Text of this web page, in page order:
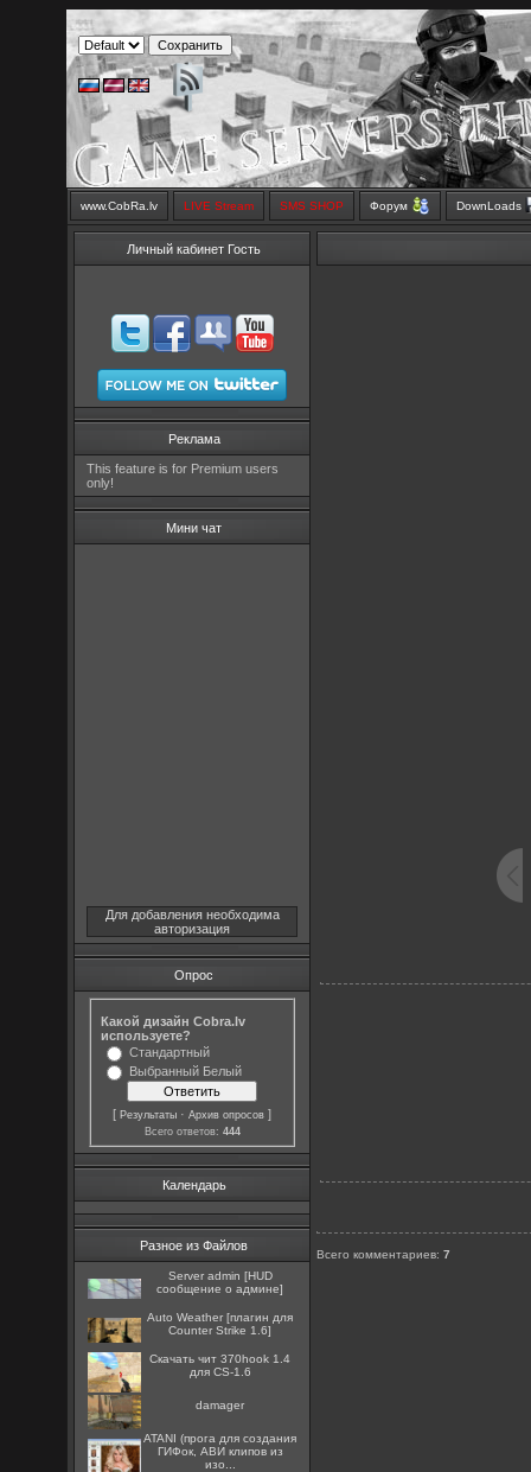
www.CobRa.lv LIVE Stream SMS SHOP Форум DownLoads
Личный кабинет Гость
Реклама
This feature is for Premium users
only!
Мини чат
Для добавления необходима
авторизация
Опрос
Какой дизайн Cobra.lv
используете?
Стандартный
Выбранный Белый
[Результаты ·Архив опросов ]
Всего ответов: 444
Календарь
Разное из Файлов
Server admin [HUD
сообщение о админе]
Auto Weather [плагин для
Counter Strike 1.6]
Скачать чит 370hook 1.4
для CS-1.6
damager
ATANI (прога для создания
ГИФок, АВИ клипов из
изо...
Всего комментариев:7